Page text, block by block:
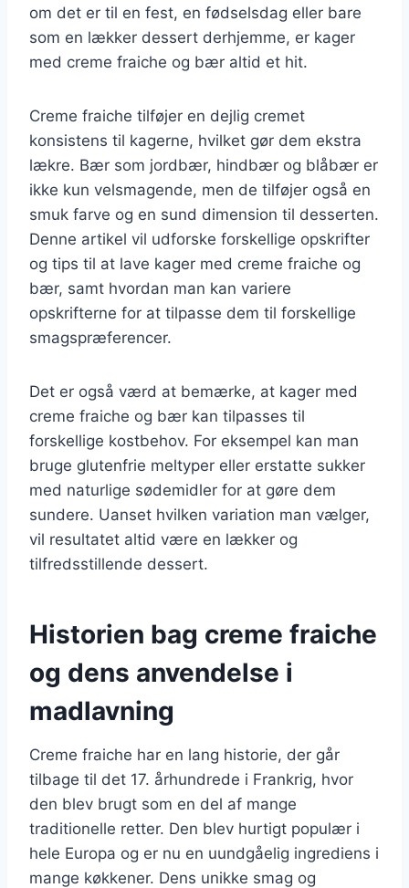
om det er til en fest, en fødselsdag eller bare
som en lækker dessert derhjemme, er kager
med creme fraiche og bær altid et hit.
Creme fraiche tilføjer en dejlig cremet
konsistens til kagerne, hvilket gør dem ekstra
lækre. Bær som jordbær, hindbær og blåbær er
ikke kun velsmagende, men de tilføjer også en
smuk farve og en sund dimension til desserten.
Denne artikel vil udforske forskellige opskrifter
og tips til at lave kager med creme fraiche og
bær, samt hvordan man kan variere
opskrifterne for at tilpasse dem til forskellige
smagspræferencer.
Det er også værd at bemærke, at kager med
creme fraiche og bær kan tilpasses til
forskellige kostbehov. For eksempel kan man
bruge glutenfrie meltyper eller erstatte sukker
med naturlige sødemidler for at gøre dem
sundere. Uanset hvilken variation man vælger,
vil resultatet altid være en lækker og
tilfredsstillende dessert.
Historien bag creme fraiche
og dens anvendelse i
madlavning
Creme fraiche har en lang historie, der går
tilbage til det 17. århundrede i Frankrig, hvor
den blev brugt som en del af mange
traditionelle retter. Den blev hurtigt populær i
hele Europa og er nu en uundgåelig ingrediens i
mange køkkener. Dens unikke smag og